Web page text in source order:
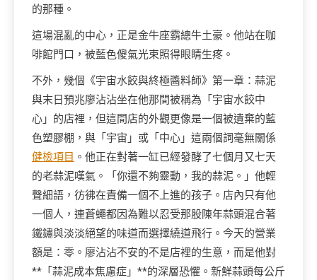
的那種。
這場混亂的中心，正是金牛座霸總牛土豪。他站在咖
啡館門口，被藍色傻氣光束照得眼睛生疼。
不外，幾個《宇宙水餃與終極醬料師》第一章：蒜泥
與末日預兆廖沾沾坐在他那間被稱為「宇宙水餃中
心」的店裡，但這間店的外觀更像是一個被遺棄的藍
色塑膠棚，與「宇宙」或「中心」這兩個詞毫無關係
健檢項目 。他正在對著一缸已經發酵了七個月又七天
的老蒜泥嘆氣。「你還不夠靈動，我的蒜泥。」他輕
聲細語，彷彿在責備一個不上進的孩子。店內只有他
一個人，連蒼蠅都因為難以忍受那股陳年蒜頭混合著
鐵鏽與淡淡絕望的味道而選擇繞道飛行。今天的營業
額是：零。廖沾沾不安的不是店裡的生意，而是他對
**「蒜泥成本焦慮症」**的深層恐懼。新鮮蒜頭每公斤